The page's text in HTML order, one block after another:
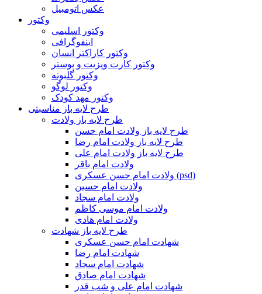
عکس اتومبیل
وکتور
وکتور اسلیمی
اینفوگرافی
وکتور کاراکتر انسان
وکتور کارت ویزیت و پوستر
وکتور گلبوته
وکتور لوگو
وکتور مهد کودک
طرح لایه باز مناسبتی
طرح لایه باز ولادت
طرح لایه باز ولادت امام حسن
طرح لایه باز ولادت امام رضا
طرح لایه باز ولادت امام علی
ولادت امام باقر
ولادت امام حسن عسکری (psd)
ولادت امام حسین
ولادت امام سجاد
ولادت امام موسی کاظم
ولادت امام هادی
طرح لایه باز شهادت
شهادت امام حسن عسکری
شهادت امام رضا
شهادت امام سجاد
شهادت امام صادق
شهادت امام علی و شب قدر